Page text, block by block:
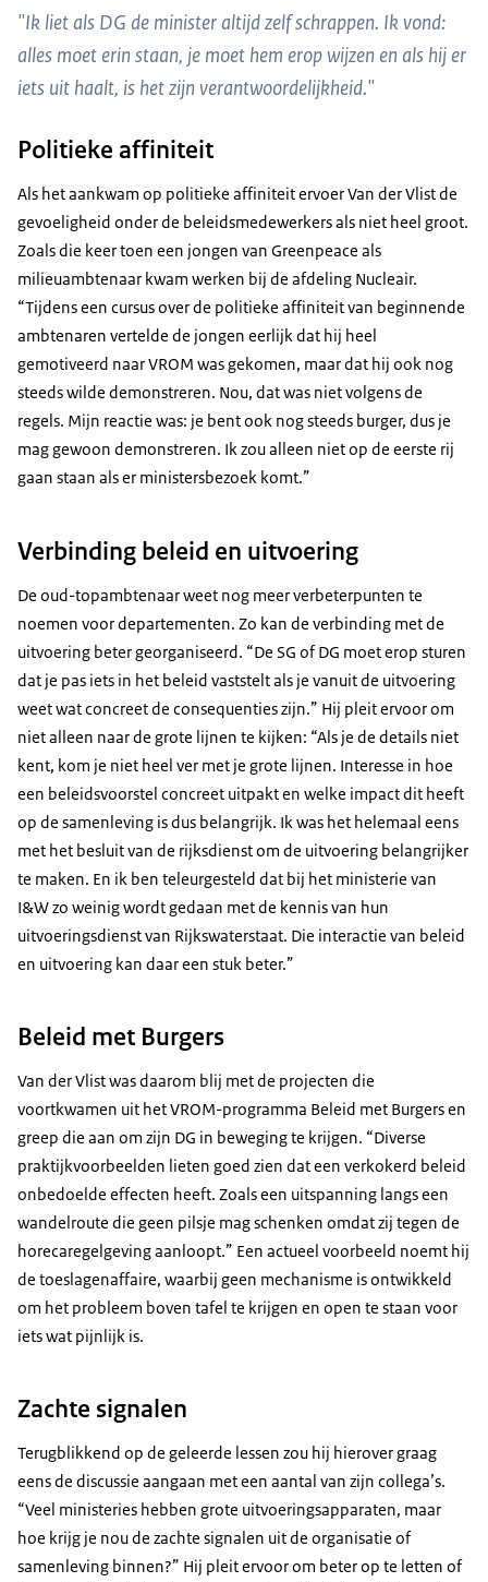
"Ik liet als DG de minister altijd zelf schrappen. Ik vond:
alles moet erin staan, je moet hem erop wijzen en als hij er
iets uit haalt, is het zijn verantwoordelijkheid."
Politieke affiniteit
Als het aankwam op politieke affiniteit ervoer Van der Vlist de
gevoeligheid onder de beleidsmedewerkers als niet heel groot.
Zoals die keer toen een jongen van Greenpeace als
milieuambtenaar kwam werken bij de afdeling Nucleair.
“Tijdens een cursus over de politieke affiniteit van beginnende
ambtenaren vertelde de jongen eerlijk dat hij heel
gemotiveerd naar VROM was gekomen, maar dat hij ook nog
steeds wilde demonstreren. Nou, dat was niet volgens de
regels. Mijn reactie was: je bent ook nog steeds burger, dus je
mag gewoon demonstreren. Ik zou alleen niet op de eerste rij
gaan staan als er ministersbezoek komt.”
Verbinding beleid en uitvoering
De oud-topambtenaar weet nog meer verbeterpunten te
noemen voor departementen. Zo kan de verbinding met de
uitvoering beter georganiseerd. “De SG of DG moet erop sturen
dat je pas iets in het beleid vaststelt als je vanuit de uitvoering
weet wat concreet de consequenties zijn.” Hij pleit ervoor om
niet alleen naar de grote lijnen te kijken: “Als je de details niet
kent, kom je niet heel ver met je grote lijnen. Interesse in hoe
een beleidsvoorstel concreet uitpakt en welke impact dit heeft
op de samenleving is dus belangrijk. Ik was het helemaal eens
met het besluit van de rijksdienst om de uitvoering belangrijker
te maken. En ik ben teleurgesteld dat bij het ministerie van
I&W zo weinig wordt gedaan met de kennis van hun
uitvoeringsdienst van Rijkswaterstaat. Die interactie van beleid
en uitvoering kan daar een stuk beter.”
Beleid met Burgers
Van der Vlist was daarom blij met de projecten die
voortkwamen uit het VROM-programma Beleid met Burgers en
greep die aan om zijn DG in beweging te krijgen. “Diverse
praktijkvoorbeelden lieten goed zien dat een verkokerd beleid
onbedoelde effecten heeft. Zoals een uitspanning langs een
wandelroute die geen pilsje mag schenken omdat zij tegen de
horecaregelgeving aanloopt.” Een actueel voorbeeld noemt hij
de toeslagenaffaire, waarbij geen mechanisme is ontwikkeld
om het probleem boven tafel te krijgen en open te staan voor
iets wat pijnlijk is.
Zachte signalen
Terugblikkend op de geleerde lessen zou hij hierover graag
eens de discussie aangaan met een aantal van zijn collega’s.
“Veel ministeries hebben grote uitvoeringsapparaten, maar
hoe krijg je nou de zachte signalen uit de organisatie of
samenleving binnen?” Hij pleit ervoor om beter op te letten of